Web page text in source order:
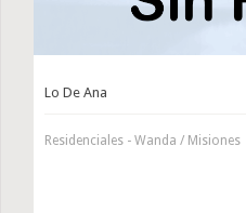
Lo De Ana
Residenciales - Wanda / Misiones